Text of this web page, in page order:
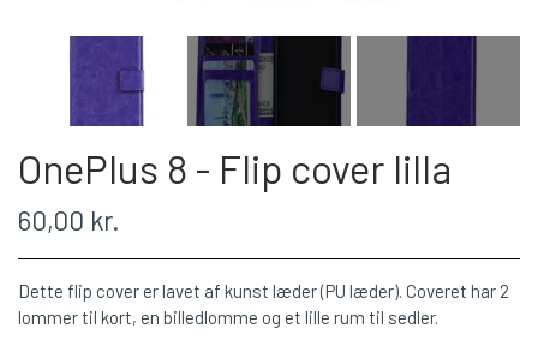
OnePlus 8 - Flip cover lilla
60,00 kr.
Dette flip cover er lavet af kunst læder (PU læder). Coveret har 2
lommer til kort, en billedlomme og et lille rum til sedler.